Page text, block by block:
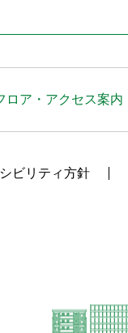
ロア・アクセス案内
ビリティ方針